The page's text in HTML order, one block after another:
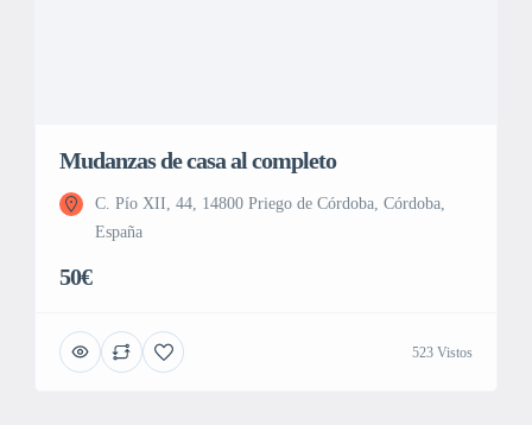
Mudanzas de casa al completo
C. Pío XII, 44, 14800 Priego de Córdoba, Córdoba,
España
50€
523 Vistos